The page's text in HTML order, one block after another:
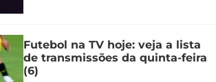
Futebol na TV hoje: veja a lista
de transmissões da quinta-feira
(6)